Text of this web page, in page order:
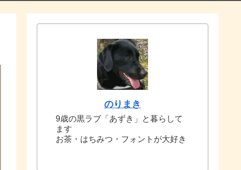
のりまき
9歳の黒ラブ「あずき」と暮らして
ます
お茶・はちみつ・フォントが大好き